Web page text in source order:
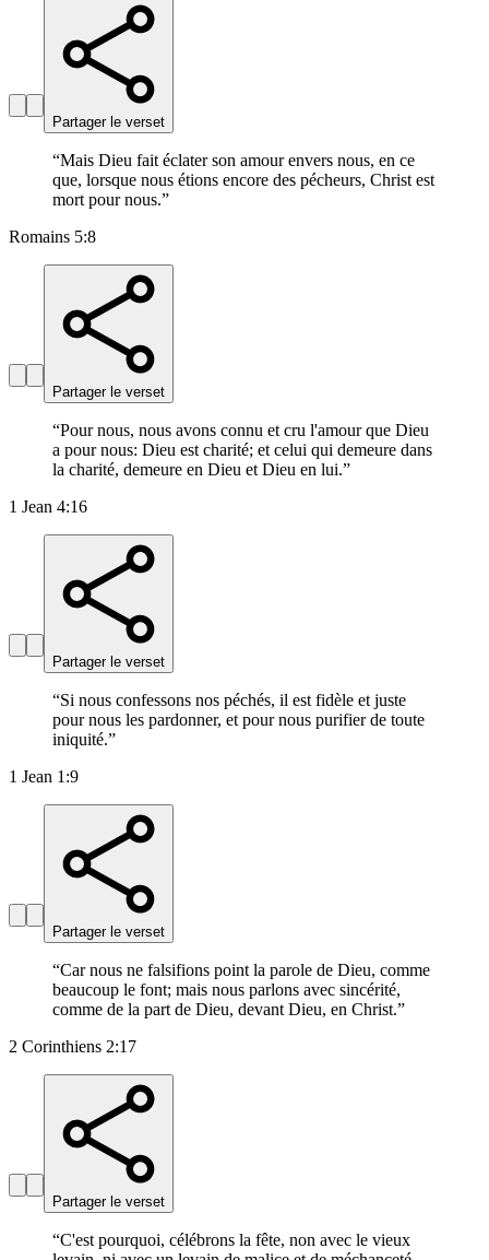
Partager le verset
“Mais Dieu fait éclater son amour envers nous, en ce
que, lorsque nous étions encore des pécheurs, Christ est
mort pour nous.”
Romains 5:8
Partager le verset
“Pour nous, nous avons connu et cru l'amour que Dieu
a pour nous: Dieu est charité; et celui qui demeure dans
la charité, demeure en Dieu et Dieu en lui.”
1 Jean 4:16
Partager le verset
“Si nous confessons nos péchés, il est fidèle et juste
pour nous les pardonner, et pour nous purifier de toute
iniquité.”
1 Jean 1:9
Partager le verset
“Car nous ne falsifions point la parole de Dieu, comme
beaucoup le font; mais nous parlons avec sincérité,
comme de la part de Dieu, devant Dieu, en Christ.”
2 Corinthiens 2:17
Partager le verset
“C'est pourquoi, célébrons la fête, non avec le vieux